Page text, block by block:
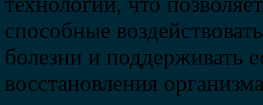
способные
болезни и поддерживать
восстановления